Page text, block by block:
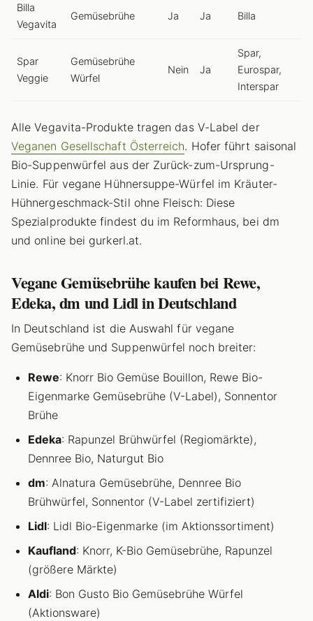
Billa
Vegavita
Gemüsebrühe Ja Ja Billa
Spar
Veggie
Gemüsebrühe
Würfel
Nein Ja
Spar,
Eurospar,
Interspar
Alle Vegavita-Produkte tragen das V-Label der
Veganen Gesellschaft Österreich. Hofer führt saisonal
Bio-Suppenwürfel aus der Zurück-zum-Ursprung-
Linie. Für vegane Hühnersuppe-Würfel im Kräuter-
Hühnergeschmack-Stil ohne Fleisch: Diese
Spezialprodukte findest du im Reformhaus, bei dm
und online bei gurkerl.at.
Vegane Gemüsebrühe kaufen bei Rewe,
Edeka, dm und Lidl in Deutschland
In Deutschland ist die Auswahl für vegane
Gemüsebrühe und Suppenwürfel noch breiter:
Rewe: Knorr Bio Gemüse Bouillon, Rewe Bio-
Eigenmarke Gemüsebrühe (V-Label), Sonnentor
Brühe
Edeka: Rapunzel Brühwürfel (Regiomärkte),
Dennree Bio, Naturgut Bio
dm: Alnatura Gemüsebrühe, Dennree Bio
Brühwürfel, Sonnentor (V-Label zertifiziert)
Lidl: Lidl Bio-Eigenmarke (im Aktionssortiment)
Kaufland: Knorr, K-Bio Gemüsebrühe, Rapunzel
(größere Märkte)
Aldi: Bon Gusto Bio Gemüsebrühe Würfel
(Aktionsware)